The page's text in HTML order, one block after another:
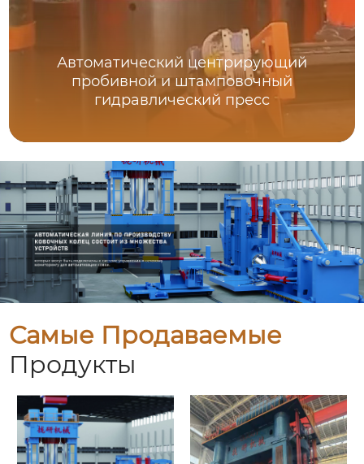
Автоматический центрирующий
пробивной и штамповочный
гидравлический пресс
Самые Продаваемые
Продукты